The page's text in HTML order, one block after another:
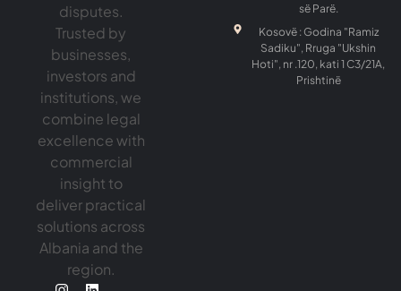
disputes.
Trusted by
businesses,
investors and
institutions, we
combine legal
excellence with
commercial
insight to
deliver practical
solutions across
Albania and the
region.
së Parë.
Kosovë : Godina "Ramiz
Sadiku", Rruga "Ukshin
Hoti", nr .120, kati 1 C3/21A,
Prishtinë